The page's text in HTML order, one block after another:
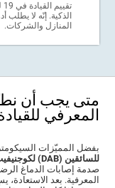
الذكية. إنّه لا
المنازل والشركات.
متى يجب أن
المعرفي
بفضل المميّزات
للسائقين (DAB) لكوجنيفيت مفيد لأحوال كثيرة
صدمة إصابات الدماغ
المعرفية. بعد